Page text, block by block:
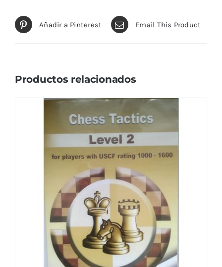
Añadir a Pinterest Email This Product
Productos relacionados